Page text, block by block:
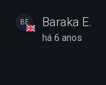
BE Baraka E.
há 6 anos